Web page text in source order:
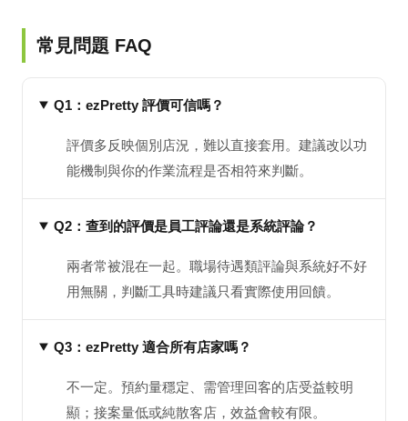
常見問題 FAQ
Q1：ezPretty 評價可信嗎？
評價多反映個別店況，難以直接套用。建議改以功
能機制與你的作業流程是否相符來判斷。
Q2：查到的評價是員工評論還是系統評論？
兩者常被混在一起。職場待遇類評論與系統好不好
用無關，判斷工具時建議只看實際使用回饋。
Q3：ezPretty 適合所有店家嗎？
不一定。預約量穩定、需管理回客的店受益較明
顯；接案量低或純散客店，效益會較有限。